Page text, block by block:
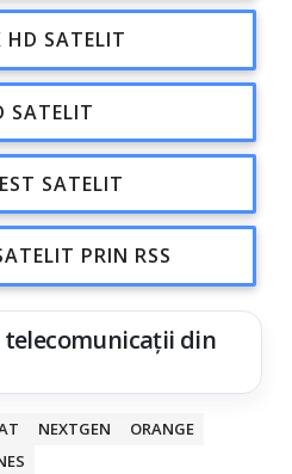
SATELIT
SATELIT
SATELIT
PRIN RSS
din
NEXTGEN
ORANGE